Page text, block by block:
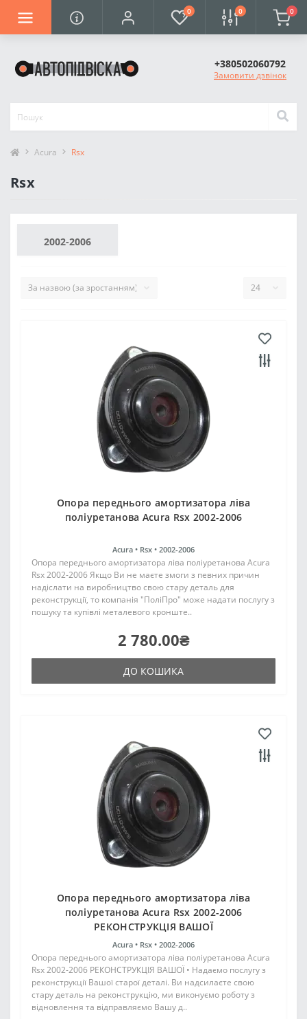
0 0 0
+380502060792
Замовити дзвінок
Acura Rsx
Rsx
2002-2006
Опора переднього амортизатора ліва
поліуретанова Acura Rsx 2002-2006
Acura • Rsx • 2002-2006
Опора переднього амортизатора ліва поліуретанова Acura
Rsx 2002-2006 Якщо Ви не маєте змоги з певних причин
надіслати на виробництво свою стару деталь для
реконструкції, то компанія "ПоліПро" може надати послугу з
пошуку та купівлі металевого кронште..
2 780.00₴
ДО КОШИКА
Опора переднього амортизатора ліва
поліуретанова Acura Rsx 2002-2006
РЕКОНСТРУКЦІЯ ВАШОЇ
Acura • Rsx • 2002-2006
Опора переднього амортизатора ліва поліуретанова Acura
Rsx 2002-2006 РЕКОНСТРУКЦІЯ ВАШОЇ • Надаємо послугу з
реконструкції Вашої старої деталі. Ви надсилаєте свою
стару деталь на реконструкцію, ми виконуємо роботу з
відновлення та відправляємо Вашу д..